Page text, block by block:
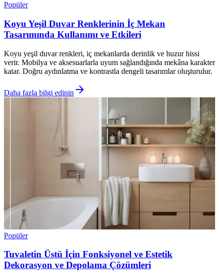
Popüler
Koyu Yeşil Duvar Renklerinin İç Mekan
Tasarımında Kullanımı ve Etkileri
Koyu yeşil duvar renkleri, iç mekanlarda derinlik ve huzur hissi
verir. Mobilya ve aksesuarlarla uyum sağlandığında mekâna karakter
katar. Doğru aydınlatma ve kontrastla dengeli tasarımlar oluşturulur.
Daha fazla bilgi edinin
Popüler
Tuvaletin Üstü İçin Fonksiyonel ve Estetik
Dekorasyon ve Depolama Çözümleri